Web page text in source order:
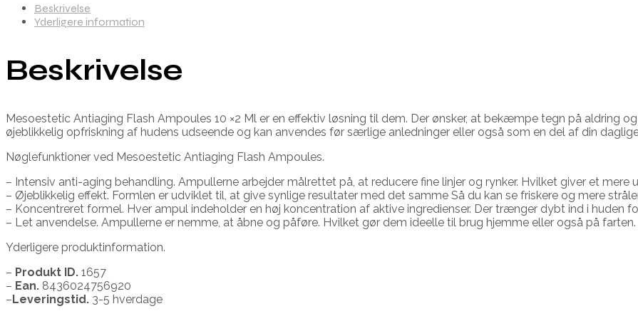
Beskrivelse
Yderligere information
Beskrivelse
Mesoestetic Antiaging Flash Ampoules 10 ×2 Ml er en effektiv løsning til dem. Der ønsker, at bekæmpe tegn på aldring
øjeblikkelig opfriskning af hudens udseende og kan anvendes før særlige anledninger eller også som en del af din
Nøglefunktioner ved Mesoestetic Antiaging Flash Ampoules.
– Intensiv anti-aging behandling. Ampullerne arbejder målrettet på, at reducere fine linjer og rynker. Hvilket giver et mere
– Øjeblikkelig effekt. Formlen er udviklet til, at give synlige resultater med det samme Så du kan se friskere og mere
– Koncentreret formel. Hver ampul indeholder en høj koncentration af aktive ingredienser. Der trænger dybt ind i huden
– Let anvendelse. Ampullerne er nemme, at åbne og påføre. Hvilket gør dem ideelle til brug hjemme eller også på farten.
Yderligere produktinformation.
– Produkt ID. 1657
– Ean. 8436024756920
–Leveringstid. 3-5 hverdage